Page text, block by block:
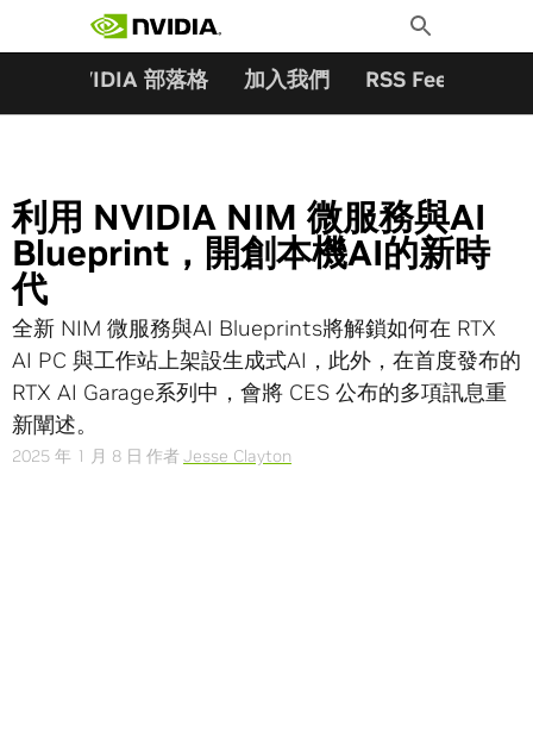
Toggle
Search
NVIDIA 部落格 加入我們 RSS Feeds
利用 NVIDIA NIM 微服務與AI
Blueprint，開創本機AI的新時
代
全新 NIM 微服務與AI Blueprints將解鎖如何在 RTX
AI PC 與工作站上架設生成式AI，此外，在首度發布的
RTX AI Garage系列中，會將 CES 公布的多項訊息重
新闡述。
2025 年 1 月 8 日 作者Jesse Clayton